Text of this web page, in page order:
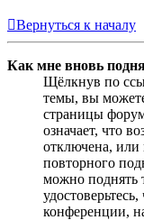
Вернуться к началу
Как мне вновь
Щёлкнув по
темы, вы
страницы
означает, что
отключена, или
повторного
можно поднять
конференции,